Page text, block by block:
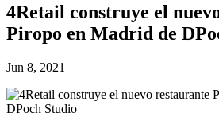
4Retail construye el
Piropo en Madrid de
Jun 8, 2021